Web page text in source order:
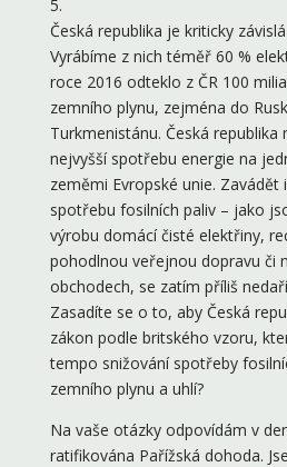
5.
Česká republika je kriticky
Vyrábíme z nich téměř 60 %
roce 2016 odteklo z ČR 100
zemního plynu, zejména do
Turkmenistánu. Česká
nejvyšší spotřebu energie na
zeměmi Evropské unie. Zavádět
spotřebu fosilních paliv – jako
výrobu domácí čisté elektřiny,
pohodlnou veřejnou dopravu či
obchodech, se zatím příliš
Zasadíte se o to, aby Česká
zákon podle britského vzoru,
tempo snižování spotřeby
zemního plynu a uhlí?
Na vaše otázky odpovídám v
ratifikována Pařížská dohoda.